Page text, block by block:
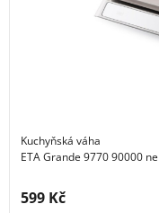
Kuchyňská váha
ETA Grande 9770 90000
Cena s DPH:
599 Kč